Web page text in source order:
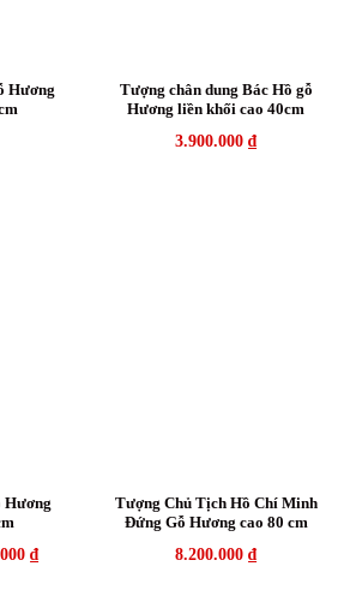
Hương
Tượng chân dung Bác Hồ gỗ
Hương liền khối cao 40cm
3.900.000 ₫
Hương
₫
Tượng Chủ Tịch Hồ Chí Minh
Đứng Gỗ Hương cao 80 cm
8.200.000 ₫